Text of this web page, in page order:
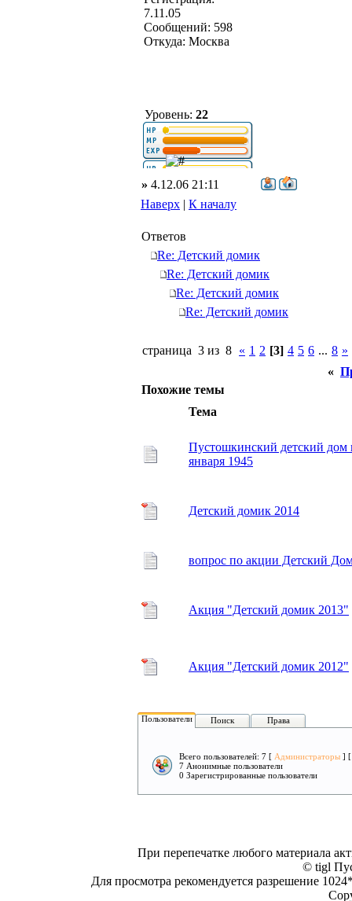
7.11.05
Сообщений: 598
Откуда: Москва
Уровень: 22
» 4.12.06 21:11
Наверх | К началу
Ответов
Re: Детский домик
Re: Детский домик
Re: Детский домик
Re: Детский домик
страница 3 из 8 « 1 2 [3] 4 5 6 ... 8 »
«
Похожие темы
Тема
Пустошкинский детский дом
января 1945
Детский домик 2014
вопрос по акции Детский
Акция "Детский домик 2013"
Акция "Детский домик 2012"
Пользователи Поиск Права
Всего пользователей: 7 [ Администраторы ]
7 Анонимные пользователи
0 Зарегистрированные пользователи
При перепечатке любого материала
© tigl
Для просмотра рекомендуется разрешение